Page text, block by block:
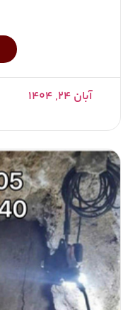
آبان ۲۴, ۱۴۰۴